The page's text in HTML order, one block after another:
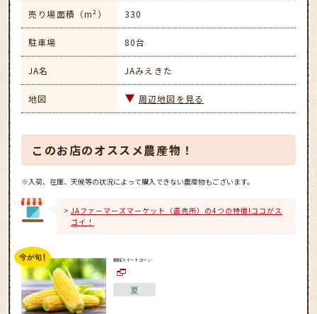
売り場面積（m²） 330
駐車場 80台
JA名 JAみえきた
地図 周辺地図を見る
このお店のオススメ農産物！
※入荷、在庫、天候等の状況によって購入できない農産物もございます。
JAファーマーズマーケット（直売所）の4つの特徴!ココがス
ゴイ！
朝採スイートコーン
夏